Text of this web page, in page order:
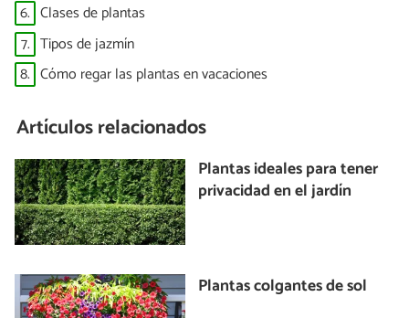
6. Clases de plantas
7. Tipos de jazmín
8. Cómo regar las plantas en vacaciones
Artículos relacionados
Plantas ideales para tener
privacidad en el jardín
Plantas colgantes de sol